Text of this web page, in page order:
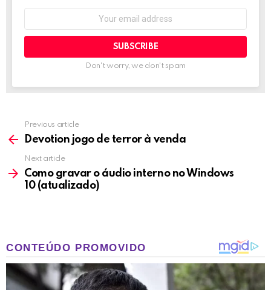
Don't worry, we don't spam
more
Previous article
Devotion jogo de terror à venda
Next article
Como gravar o áudio interno no Windows
10 (atualizado)